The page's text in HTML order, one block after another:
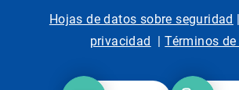
Hojas de datos sobre seguridad |
privacidad |Términos